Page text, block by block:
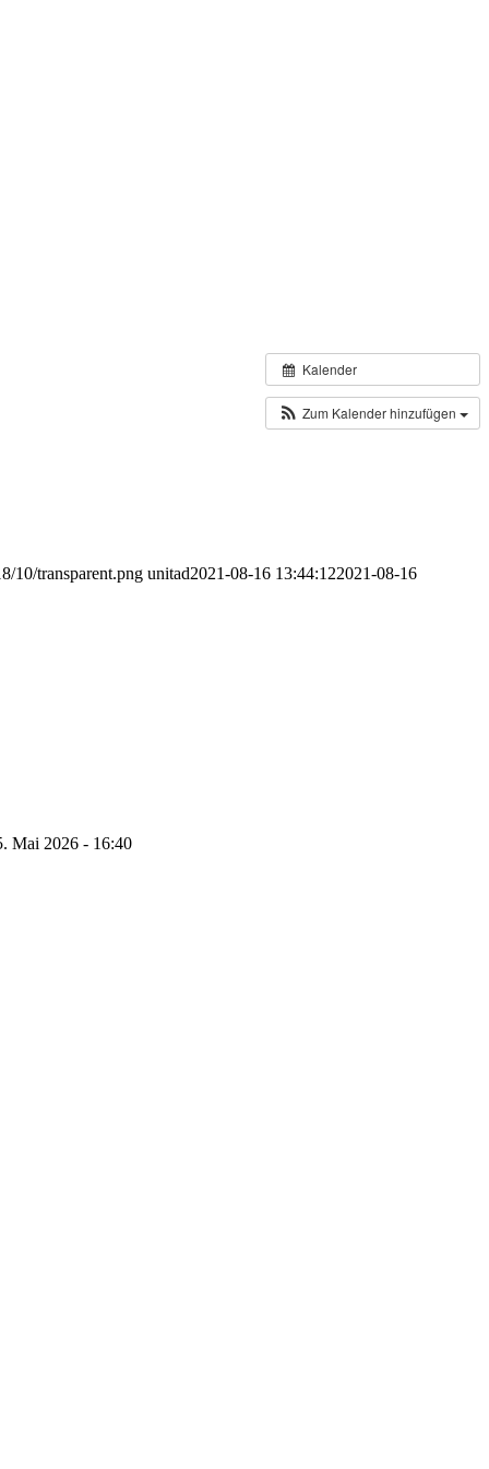
Kalender
Zum Kalender hinzufügen
10/transparent.png unitad2021-08-16 13:44:122021-08-16
Mai 2026 - 16:40